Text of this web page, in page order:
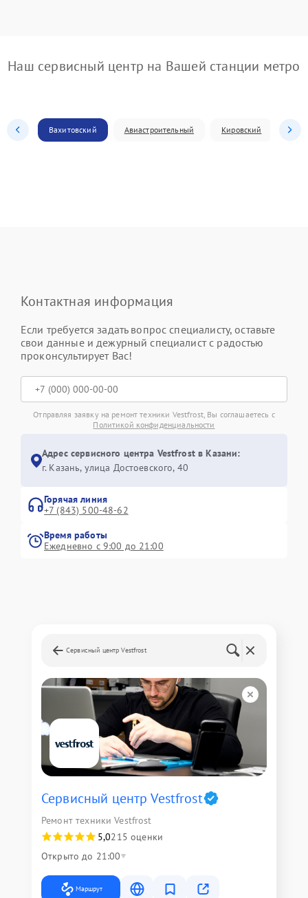
Наш сервисный центр на Вашей станции метро
Вахитовский Авиастроительный Кировский
Контактная информация
Если требуется задать вопрос специалисту, оставьте
свои данные и дежурный специалист с радостью
проконсультирует Вас!
Отправляя заявку на ремонт техники Vestfrost, Вы соглашаетесь с
Политикой конфиденциальности
Адрес сервисного центра Vestfrost в Казани:
г. Казань, улица Достоевского, 40
Горячая линия
+7 (843) 500-48-62
Время работы
Ежедневно с 9:00 до 21:00
Сервисный центр Vestfrost
Сервисный центр Vestfrost
Ремонт техники Vestfrost
5,0215 оценки
Открыто до 21:00
Маршрут